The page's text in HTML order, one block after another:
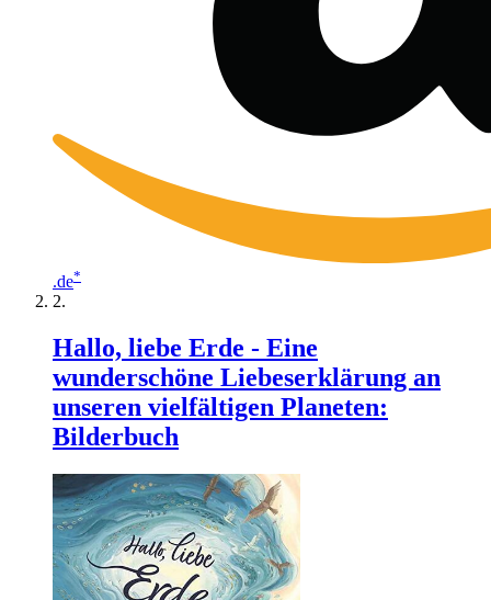
.de*
Hallo, liebe Erde - Eine
wunderschöne Liebeserklärung an
unseren vielfältigen Planeten:
Bilderbuch